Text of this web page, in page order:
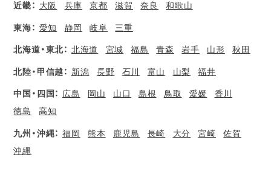
近畿： 大阪 兵庫 京都 滋賀 奈良 和歌山
東海： 愛知 静岡 岐阜 三重
北海道・東北： 北海道 宮城 福島 青森 岩手 山形 秋田
北陸・甲信越： 新潟 長野 石川 富山 山梨 福井
中国・四国： 広島 岡山 山口 島根 鳥取 愛媛
香川
徳島
高知
九州・沖縄： 福岡 熊本 鹿児島 長崎 大分 宮崎
佐賀
沖縄